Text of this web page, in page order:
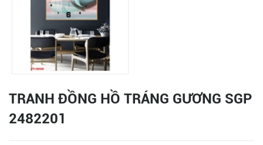
TRANH ĐỒNG HỒ TRÁNG GƯƠNG SGP
2482201